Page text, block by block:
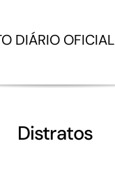
DIÁRIO OFICIAL
Distratos